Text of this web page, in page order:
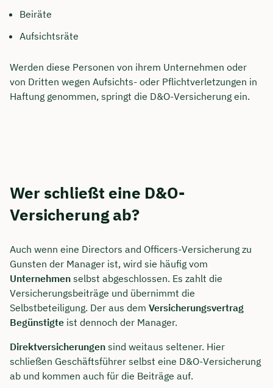
Beiräte
Aufsichtsräte
Werden diese Personen von ihrem Unternehmen oder
von Dritten wegen Aufsichts- oder Pflichtverletzungen in
Haftung genommen, springt die D&O-Versicherung ein.
Wer schließt eine D&O-
Versicherung ab?
Auch wenn eine Directors and Officers-Versicherung zu
Gunsten der Manager ist, wird sie häufig vom
Unternehmen selbst abgeschlossen. Es zahlt die
Versicherungsbeiträge und übernimmt die
Selbstbeteiligung. Der aus dem Versicherungsvertrag
Begünstigte ist dennoch der Manager.
Direktversicherungen sind weitaus seltener. Hier
schließen Geschäftsführer selbst eine D&O-Versicherung
ab und kommen auch für die Beiträge auf.